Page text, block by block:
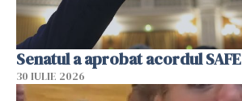
Senatul a aprobat acordul SAFE
30 IULIE 2026